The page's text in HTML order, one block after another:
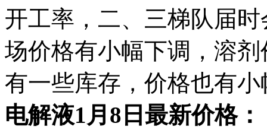
开工率，二、三梯队届
场价格有小幅下调，溶
有一些库存，价格也有
电解液1月8日最新价格：